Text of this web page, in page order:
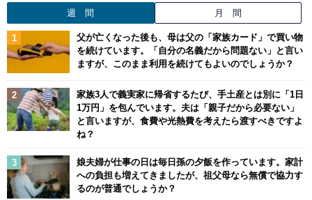
週 間 月 間
父が亡くなった後も、母は父の「家族カード」で買い物
を続けています。「自分の名義だから問題ない」と言い
ますが、このまま利用を続けてもよいのでしょうか？
家族3人で義実家に帰省するたび、手土産とは別に「1日
1万円」を包んでいます。夫は「親子だから必要ない」
と言いますが、食費や光熱費を考えたら渡すべきですよ
ね？
娘夫婦が仕事の日は毎日孫の夕飯を作っています。家計
への負担も増えてきましたが、祖父母なら無償で協力す
るのが普通でしょうか？